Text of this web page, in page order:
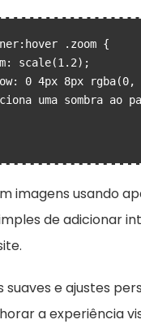
.zoom {
uma sombra ao
imagens usando
de adicionar
e ajustes
a experiência